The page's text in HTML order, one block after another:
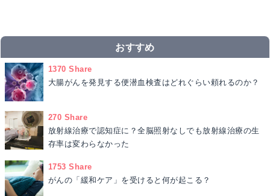
おすすめ
1370 Share
大腸がんを発見する便潜血検査はどれぐらい頼れるのか？
270 Share
放射線治療で認知症に？全脳照射なしでも放射線治療の生
存率は変わらなかった
1753 Share
がんの「緩和ケア」を受けると何が起こる？